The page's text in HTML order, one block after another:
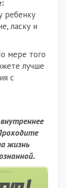
ребенку
ласку и
мере того
лучше
с
жизнь